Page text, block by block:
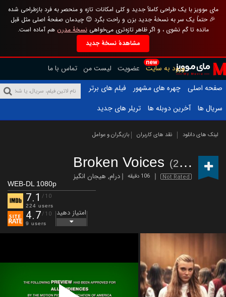
مای موویز با یک طراحی کاملاً جدید و کلی امکانات تازه و منحصر به فرد بازطراحی شده
🎉 حتماً یک سر به نسخهٔ جدید بزن و راحت بگرد 😊 چیدمان صفحهٔ اصلی مثل قبل
مانده تا گم نشوی ، و اگر ظاهر تازه‌تری می‌خواهینسخهٔ مدرن هم آماده است.
مشاهدهٔ نسخهٔ جدید
new
ورود به سایت عضویت لیست من تماس با ما
صفحه اصلی
چهره های مشهور
فیلم های برتر
سریال ها
آخرین دوبله ها تریلر های جدید
لینک های دانلود نقد های کاربران بازیگران و عوامل
Broken Voices (2025)
Not Rated 106 دقیقه درام, هیجان انگیز
WEB-DL 1080p
7.1 /10
224 users
4.7/10
9 users
امتیاز دهید